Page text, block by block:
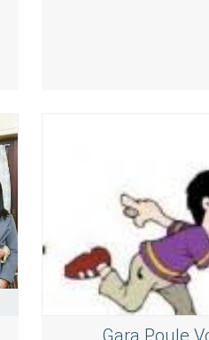
Gara Poule